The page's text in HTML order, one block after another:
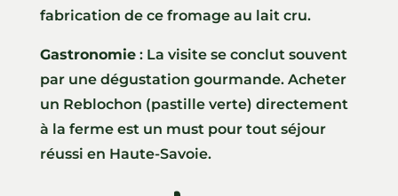
fabrication de ce fromage au lait cru.
Gastronomie: La visite se conclut souvent
par une dégustation gourmande. Acheter
un Reblochon (pastille verte) directement
à la ferme est un must pour tout séjour
réussi en Haute-Savoie.